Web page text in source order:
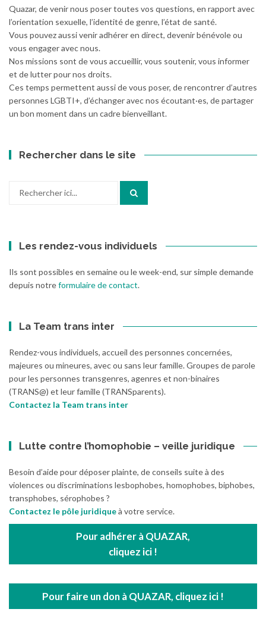
Quazar, de venir nous poser toutes vos questions, en rapport avec
l’orientation sexuelle, l’identité de genre, l’état de santé.
Vous pouvez aussi venir adhérer en direct, devenir bénévole ou
vous engager avec nous.
Nos missions sont de vous accueillir, vous soutenir, vous informer
et de lutter pour nos droits.
Ces temps permettent aussi de vous poser, de rencontrer d’autres
personnes LGBTI+, d’échanger avec nos écoutant·es, de partager
un bon moment dans un cadre bienveillant.
Rechercher dans le site
Les rendez-vous individuels
Ils sont possibles en semaine ou le week-end, sur simple demande
depuis notreformulaire de contact.
La Team trans inter
Rendez-vous individuels, accueil des personnes concernées,
majeures ou mineures, avec ou sans leur famille. Groupes de parole
pour les personnes transgenres, agenres et non-binaires
(TRANS@) et leur famille (TRANSparents).
Contactez la Team trans inter
Lutte contre l’homophobie – veille juridique
Besoin d’aide pour déposer plainte, de conseils suite à des
violences ou discriminations lesbophobes, homophobes, biphobes,
transphobes, sérophobes ?
Contactez le pôle juridiqueà votre service.
Pour adhérer à QUAZAR,
cliquez ici !
Pour faire un don à QUAZAR, cliquez ici !